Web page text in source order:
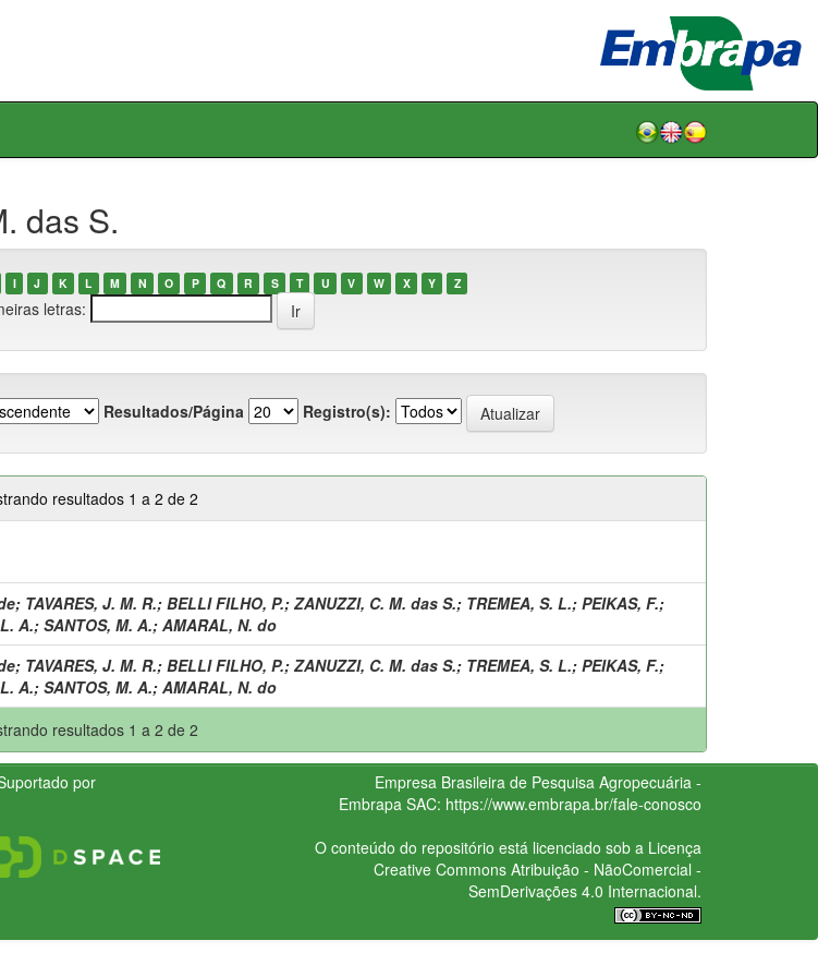
das S.
I J K L M N O P Q R S T U V W X Y Z
letras:
Resultados/Página Registro(s):
resultados 1 a 2 de 2
; TAVARES, J. M. R.; BELLI FILHO, P.; ZANUZZI, C. M. das S.; TREMEA, S. L.; PEIKAS, F.;
A.; SANTOS, M. A.; AMARAL, N. do
; TAVARES, J. M. R.; BELLI FILHO, P.; ZANUZZI, C. M. das S.; TREMEA, S. L.; PEIKAS, F.;
A.; SANTOS, M. A.; AMARAL, N. do
resultados 1 a 2 de 2
por
Empresa Brasileira de Pesquisa Agropecuária -
Embrapa SAC: https://www.embrapa.br/fale-conosco
O conteúdo do repositório está licenciado sob a Licença
Creative CommonsAtribuição - NãoComercial -
SemDerivações 4.0 Internacional.